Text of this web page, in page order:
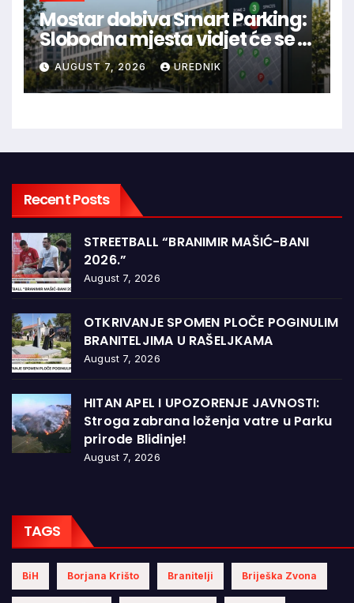
Mostar dobiva Smart Parking:
Slobodna mjesta vidjet će se u
aplikaciji
AUGUST 7, 2026 UREDNIK
Recent Posts
STREETBALL “BRANIMIR MAŠIĆ-BANI
2026.”
August 7, 2026
OTKRIVANJE SPOMEN PLOČE POGINULIM
BRANITELJIMA U RAŠELJKAMA
August 7, 2026
HITAN APEL I UPOZORENJE JAVNOSTI:
Stroga zabrana loženja vatre u Parku
prirode Blidinje!
August 7, 2026
TAGS
BiH Borjana Krišto Branitelji Briješka Zvona